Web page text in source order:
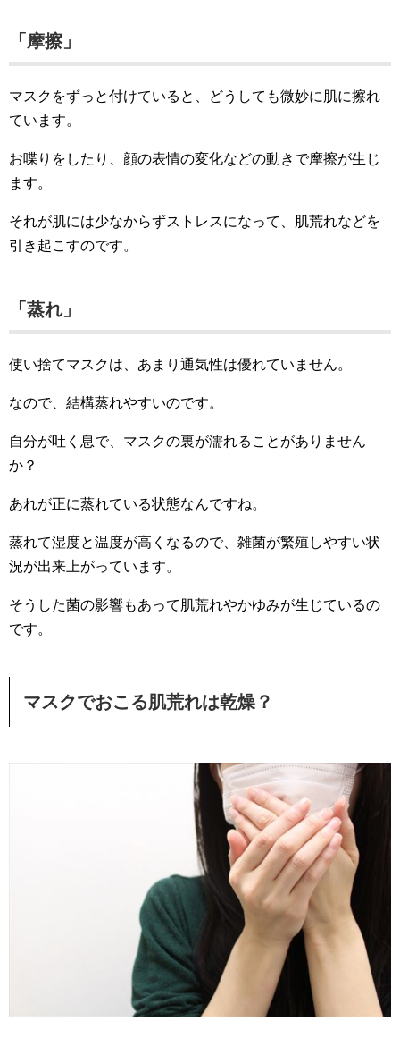
「摩擦」
マスクをずっと付けていると、どうしても微妙に肌に擦れ
ています。
お喋りをしたり、顔の表情の変化などの動きで摩擦が生じ
ます。
それが肌には少なからずストレスになって、肌荒れなどを
引き起こすのです。
「蒸れ」
使い捨てマスクは、あまり通気性は優れていません。
なので、結構蒸れやすいのです。
自分が吐く息で、マスクの裏が濡れることがありません
か？
あれが正に蒸れている状態なんですね。
蒸れて湿度と温度が高くなるので、雑菌が繁殖しやすい状
況が出来上がっています。
そうした菌の影響もあって肌荒れやかゆみが生じているの
です。
マスクでおこる肌荒れは乾燥？